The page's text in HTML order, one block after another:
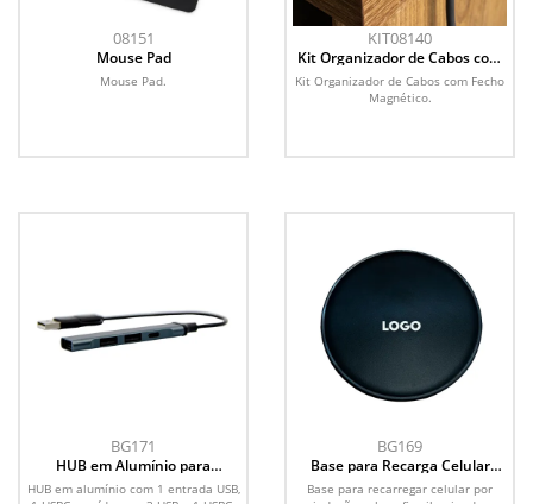
08151
Mouse Pad
Mouse Pad.
KIT08140
Kit Organizador de Cabos com
Fecho Magnético
Kit Organizador de Cabos com Fecho
Magnético.
BG171
HUB em Alumínio para
Notebook
HUB em alumínio com 1 entrada USB,
BG169
Base para Recarga Celular
Base para recarregar celular por